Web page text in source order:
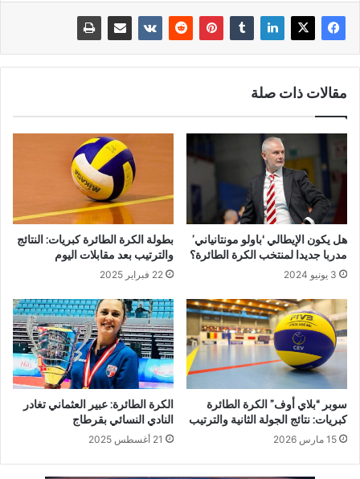
مقالات ذات صلة
هل يكون الإيطالي ‘باولو مونتانياني’
مدربا جديدا لمنتخب الكرة الطائرة؟
3 يونيو 2024
بطولة الكرة الطائرة كبريات: النتائج
والترتيب بعد مقابلات اليوم
22 فبراير 2025
سوبر “بلاي أوف” الكرة الطائرة
كبريات: نتائج الجولة الثانية والترتيب
15 مارس 2026
الكرة الطائرة: عبير العثماني تغادر
النادي النسائي بقرطاج
21 أغسطس 2025